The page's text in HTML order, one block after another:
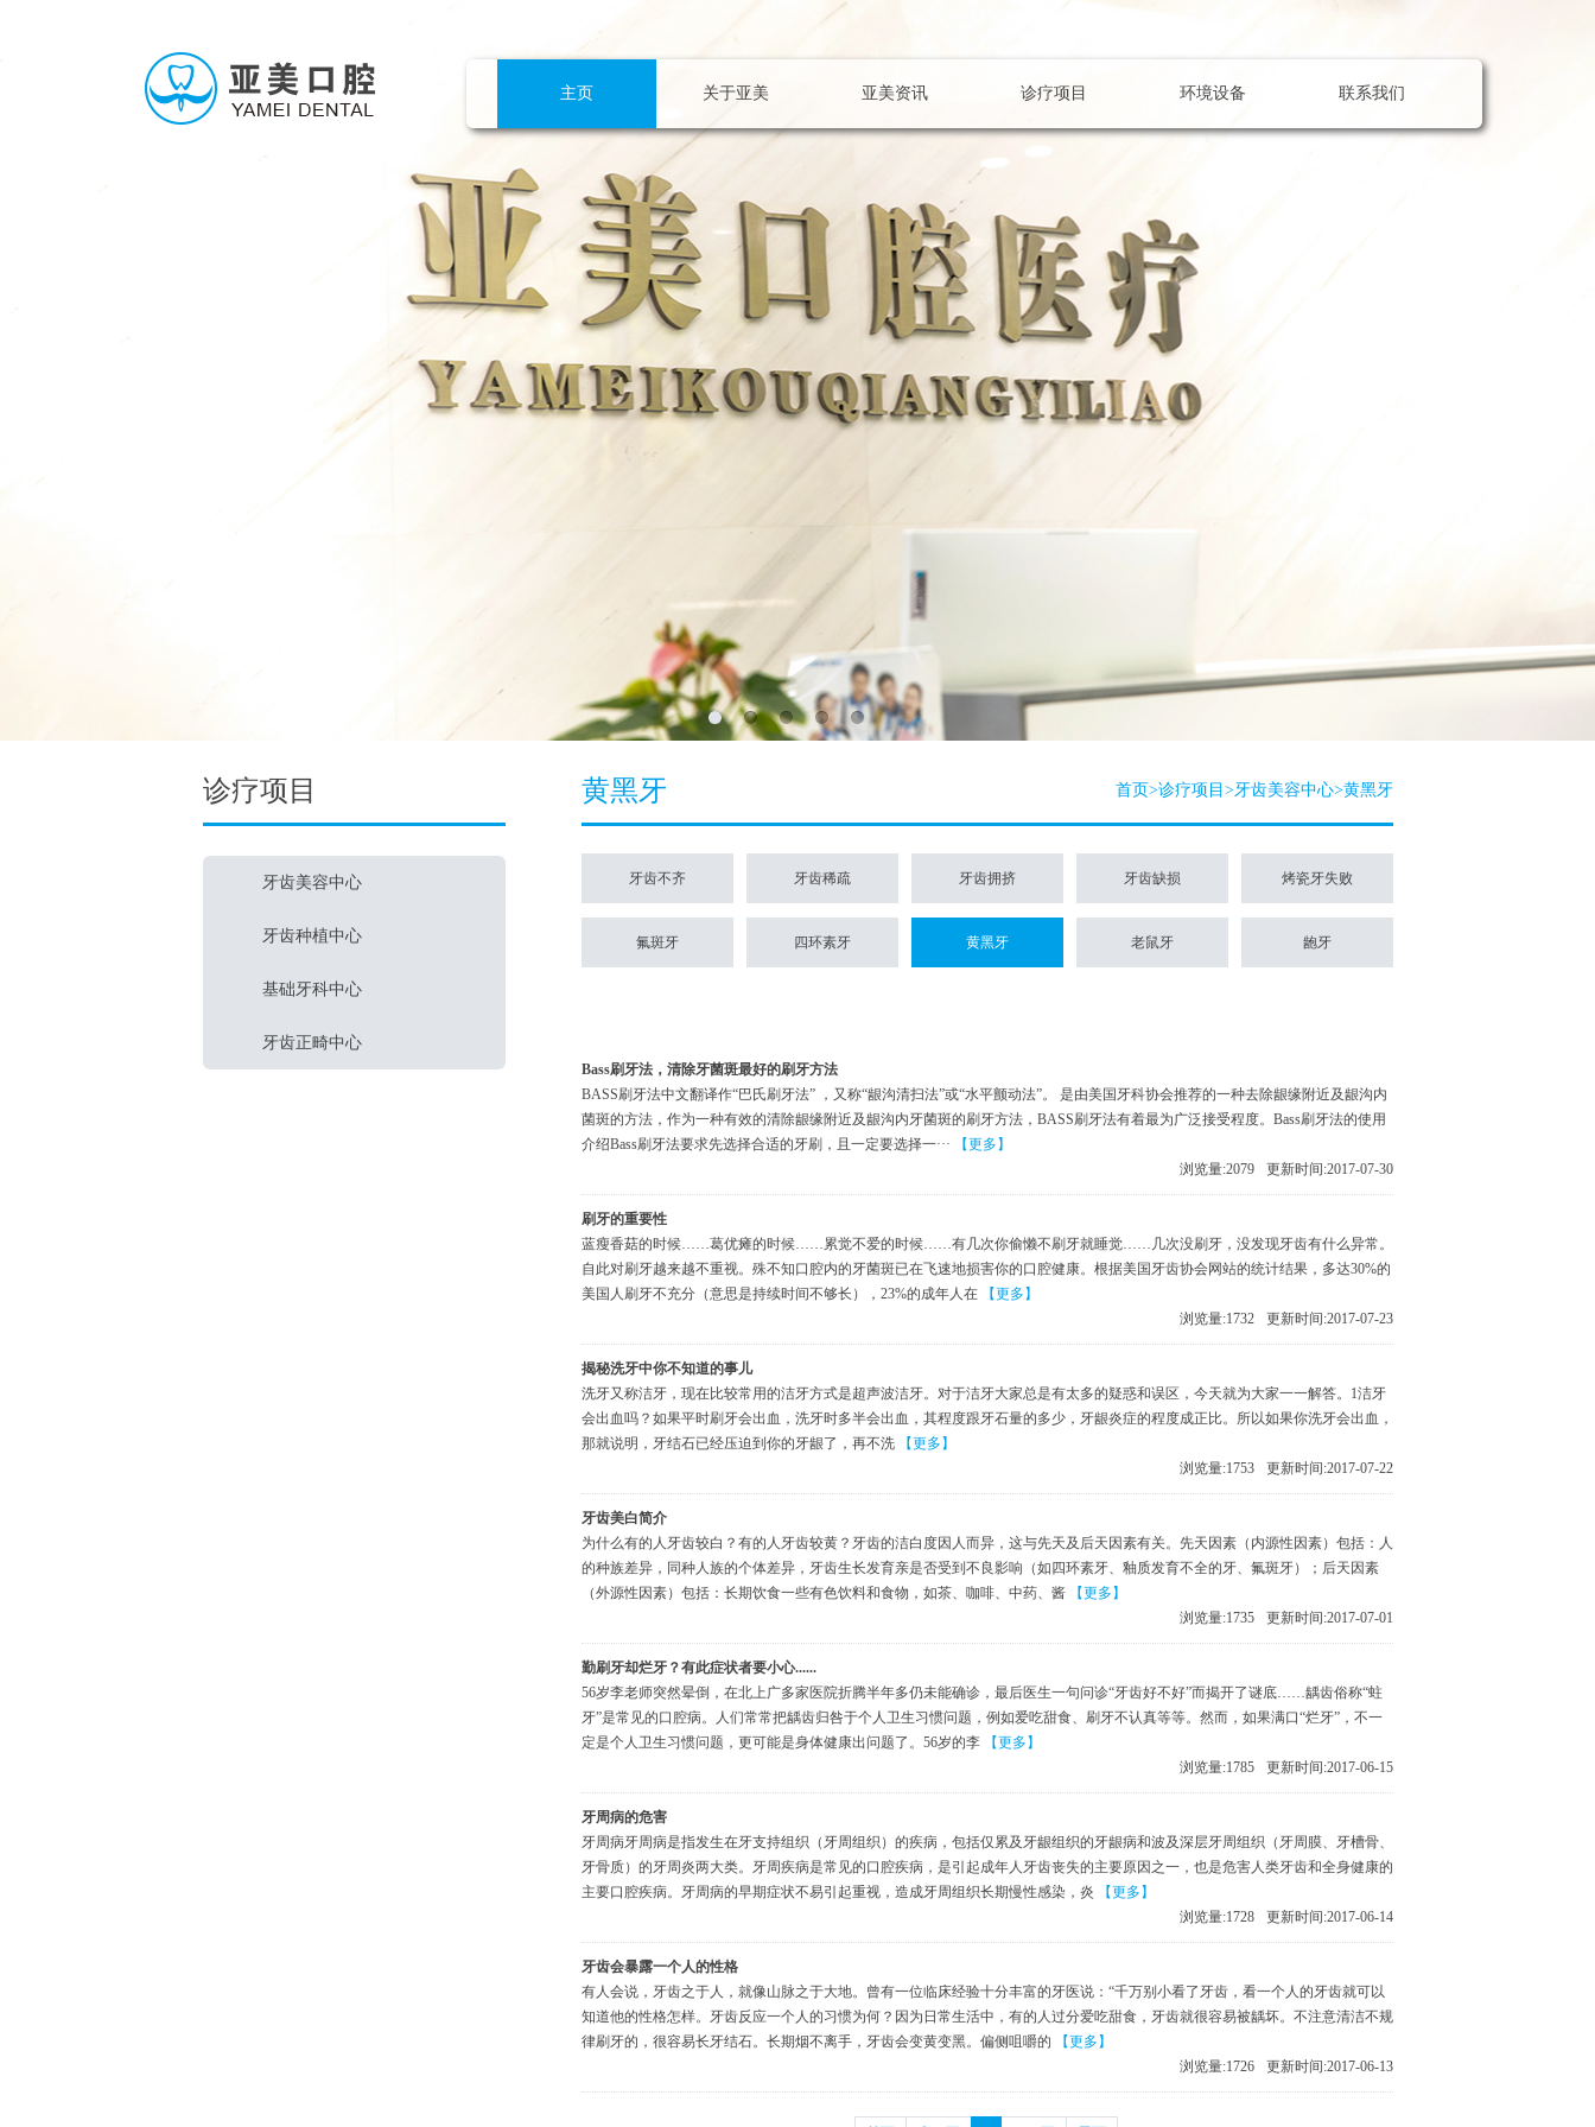
主页 关于亚美 亚美资讯 诊疗项目 环境设备 联系我们
诊疗项目
牙齿美容中心
牙齿种植中心
基础牙科中心
牙齿正畸中心
首页>诊疗项目 >牙齿美容中心>黄黑牙
黄黑牙
牙齿不齐 牙齿稀疏 牙齿拥挤 牙齿缺损 烤瓷牙失败
氟斑牙 四环素牙 黄黑牙 老鼠牙 龅牙
Bass刷牙法，清除牙菌斑最好的刷牙方法
BASS刷牙法中文翻译作“巴氏刷牙法” ，又称“龈沟清扫法”或“水平颤动法”。 是由美国牙科协会推荐的一种去除龈缘附近及龈沟内
菌斑的方法，作为一种有效的清除龈缘附近及龈沟内牙菌斑的刷牙方法，BASS刷牙法有着最为广泛接受程度。Bass刷牙法的使用
介绍Bass刷牙法要求先选择合适的牙刷，且一定要选择一···
【更多】
浏览量:2079 更新时间:2017-07-30
刷牙的重要性
蓝瘦香菇的时候……葛优瘫的时候……累觉不爱的时候……有几次你偷懒不刷牙就睡觉……几次没刷牙，没发现牙齿有什么异常。
自此对刷牙越来越不重视。殊不知口腔内的牙菌斑已在飞速地损害你的口腔健康。根据美国牙齿协会网站的统计结果，多达30%的
美国人刷牙不充分（意思是持续时间不够长），23%的成年人在
【更多】
浏览量:1732 更新时间:2017-07-23
揭秘洗牙中你不知道的事儿
洗牙又称洁牙，现在比较常用的洁牙方式是超声波洁牙。对于洁牙大家总是有太多的疑惑和误区，今天就为大家一一解答。1洁牙
会出血吗？如果平时刷牙会出血，洗牙时多半会出血，其程度跟牙石量的多少，牙龈炎症的程度成正比。所以如果你洗牙会出血，
那就说明，牙结石已经压迫到你的牙龈了，再不洗
【更多】
浏览量:1753 更新时间:2017-07-22
牙齿美白简介
为什么有的人牙齿较白？有的人牙齿较黄？牙齿的洁白度因人而异，这与先天及后天因素有关。先天因素（内源性因素）包括：人
的种族差异，同种人族的个体差异，牙齿生长发育亲是否受到不良影响（如四环素牙、釉质发育不全的牙、氟斑牙）；后天因素
（外源性因素）包括：长期饮食一些有色饮料和食物，如茶、咖啡、中药、酱
【更多】
浏览量:1735 更新时间:2017-07-01
勤刷牙却烂牙？有此症状者要小心......
56岁李老师突然晕倒，在北上广多家医院折腾半年多仍未能确诊，最后医生一句问诊“牙齿好不好”而揭开了谜底……龋齿俗称“蛀
牙”是常见的口腔病。人们常常把龋齿归咎于个人卫生习惯问题，例如爱吃甜食、刷牙不认真等等。然而，如果满口“烂牙”，不一
定是个人卫生习惯问题，更可能是身体健康出问题了。56岁的李
【更多】
浏览量:1785 更新时间:2017-06-15
牙周病的危害
牙周病牙周病是指发生在牙支持组织（牙周组织）的疾病，包括仅累及牙龈组织的牙龈病和波及深层牙周组织（牙周膜、牙槽骨、
牙骨质）的牙周炎两大类。牙周疾病是常见的口腔疾病，是引起成年人牙齿丧失的主要原因之一，也是危害人类牙齿和全身健康的
主要口腔疾病。牙周病的早期症状不易引起重视，造成牙周组织长期慢性感染，炎
【更多】
浏览量:1728 更新时间:2017-06-14
牙齿会暴露一个人的性格
有人会说，牙齿之于人，就像山脉之于大地。曾有一位临床经验十分丰富的牙医说：“千万别小看了牙齿，看一个人的牙齿就可以
知道他的性格怎样。牙齿反应一个人的习惯为何？因为日常生活中，有的人过分爱吃甜食，牙齿就很容易被龋坏。不注意清洁不规
律刷牙的，很容易长牙结石。长期烟不离手，牙齿会变黄变黑。偏侧咀嚼的
【更多】
浏览量:1726 更新时间:2017-06-13